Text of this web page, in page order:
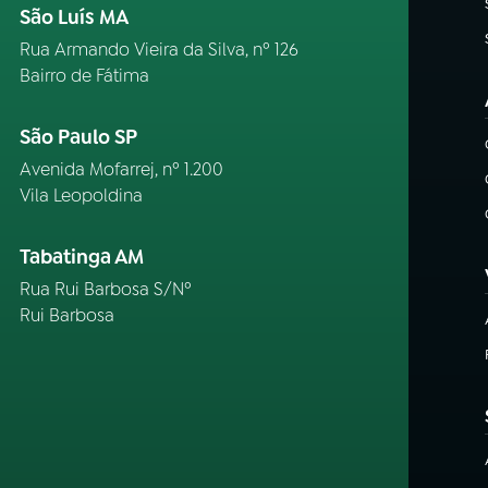
São Luís MA
Rua Armando Vieira da Silva, nº 126
Bairro de Fátima
São Paulo SP
Avenida Mofarrej, nº 1.200
Vila Leopoldina
Tabatinga AM
Rua Rui Barbosa S/Nº
Rui Barbosa